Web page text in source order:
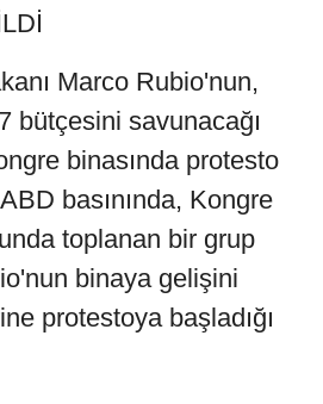
Marco Rubio'nun,
bütçesini savunacağı
binasında protesto
basınında, Kongre
toplanan bir grup
binaya gelişini
protestoya başladığı